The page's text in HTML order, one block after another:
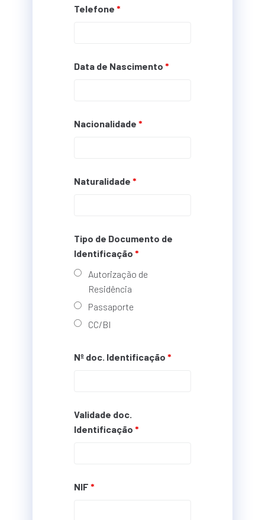
Telefone *
Data de Nascimento *
Nacionalidade *
Naturalidade *
Tipo de Documento de
Identificação *
Autorização de
Residência
Passaporte
CC/BI
Nº doc. Identificação *
Validade doc.
Identificação *
NIF *